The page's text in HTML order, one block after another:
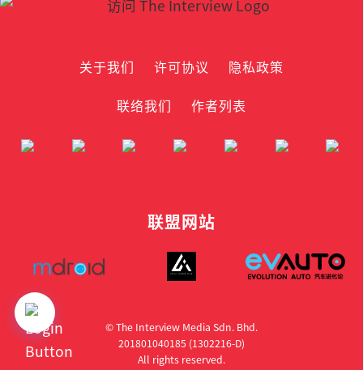
关于我们 许可协议
隐私政策
联络我们
作者列表
联盟网站
© The Interview Media Sdn. Bhd.
201801040185 (1302216­-D)
All rights reserved.